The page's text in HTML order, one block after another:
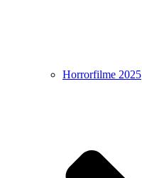
Horrorfilme 2025